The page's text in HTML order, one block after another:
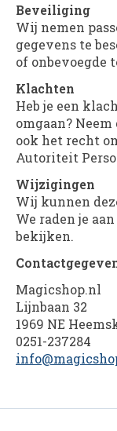
Beveiliging
Wij nemen
gegevens te
of onbevoegde
Klachten
Heb je een
omgaan?
ook het recht
Autoriteit
Wijzigingen
Wij kunnen
We raden je
bekijken.
Magicshop.nl
Lijnbaan 32
1969 NE
0251-237284